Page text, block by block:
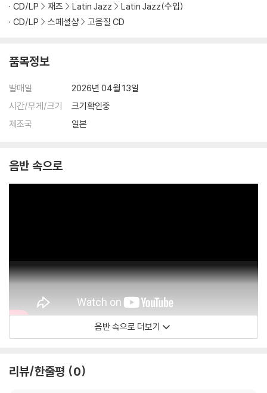
CD/LP 재즈 Latin Jazz
Latin Jazz(수입)
CD/LP
스페셜샵 고음질 CD
품목정보
발매일
2026년 04월 13일
시간/무게/크기
크기확인중
제조국
일본
음반 속으로
음반 속으로 더보기
리뷰/한줄평 0